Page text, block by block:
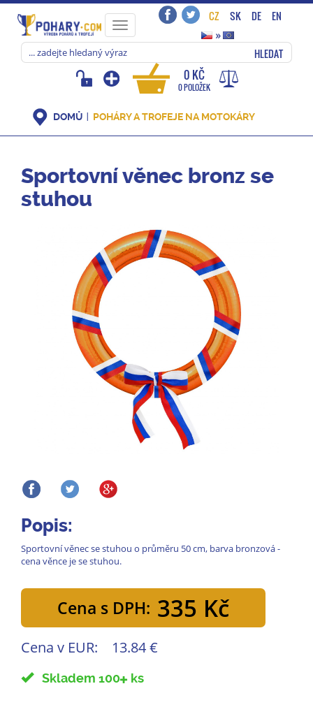
Toggle
navigation
CZ SK DE
EN
»
HLEDAT
0 KČ
0 POLOŽEK
DOMŮ POHÁRY A TROFEJE NA MOTOKÁRY
Sportovní věnec bronz se
stuhou
Popis:
Sportovní věnec se stuhou o průměru 50 cm, barva bronzová -
cena věnce je se stuhou.
Cena s DPH: 335 Kč
Cena v EUR: 13.84 €
Skladem 100 ks